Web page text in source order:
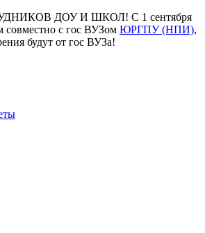
ДОУ И ШКОЛ! С 1 сентября
совместно с гос ВУЗом ЮРГПУ (НПИ),
будут от гос ВУЗа!